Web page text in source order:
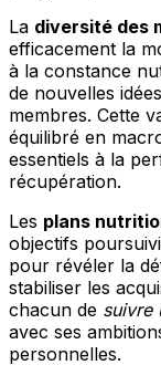
La diversité des
efficacement la
à la constance
de nouvelles
membres. Cette
équilibré en
essentiels à la
récupération.
Les plans
objectifs
pour révéler la
stabiliser les
chacun de suivre
avec ses
personnelles.